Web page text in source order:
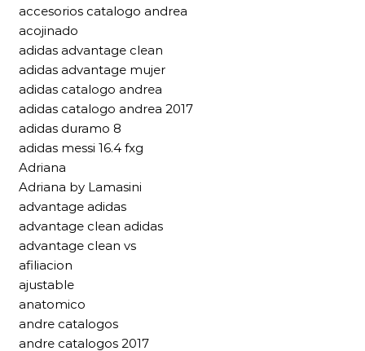
accesorios catalogo andrea
acojinado
adidas advantage clean
adidas advantage mujer
adidas catalogo andrea
adidas catalogo andrea 2017
adidas duramo 8
adidas messi 16.4 fxg
Adriana
Adriana by Lamasini
advantage adidas
advantage clean adidas
advantage clean vs
afiliacion
ajustable
anatomico
andre catalogos
andre catalogos 2017